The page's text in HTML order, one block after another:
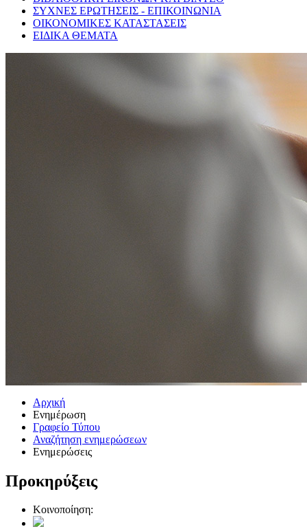
ΣΥΧΝΕΣ ΕΡΩΤΗΣΕΙΣ - ΕΠΙΚΟΙΝΩΝΙΑ
ΟΙΚΟΝΟΜΙΚΕΣ ΚΑΤΑΣΤΑΣΕΙΣ
ΕΙΔΙΚΑ ΘΕΜΑΤΑ
Αρχική
Ενημέρωση
Γραφείο Τύπου
Αναζήτηση ενημερώσεων
Ενημερώσεις
Προκηρύξεις
Κοινοποίηση: